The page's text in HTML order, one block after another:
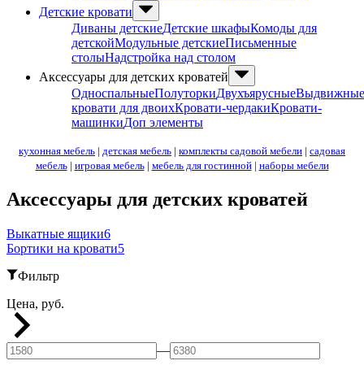
Детские кровати
Диваны детскиеДетские шкафыКомоды для
детскойМодульные детскиеПисьменные
столыНадстройка над столом
Аксессуары для детских кроватей
ОдноспальныеПолуторкиДвухъярусныеВыдвижные
кровати для двоихКровати-чердакиКровати-
машинкиДоп элементы
кухонная мебель | детская мебель | комплекты садовой мебели | садовая
мебель| игровая мебель| мебель для гостинной| наборы мебели
Аксессуары для детских кроватей
Выкатные ящики6
Бортики на кровати5
Фильтр
Цена, руб.
—